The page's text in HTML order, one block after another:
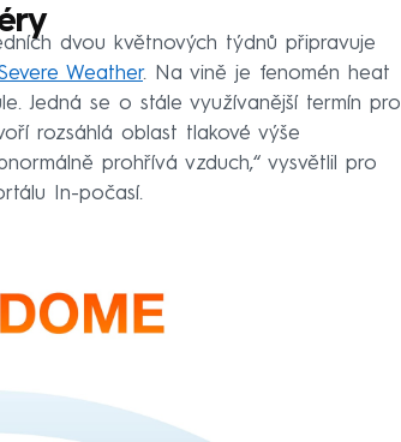
dvou květnových týdnů připravuje
Weather. Na vině je fenomén heat
Jedná se o stále využívanější termín pro
rozsáhlá oblast tlakové výše
prohřívá vzduch,“ vysvětlil pro
In-počasí.